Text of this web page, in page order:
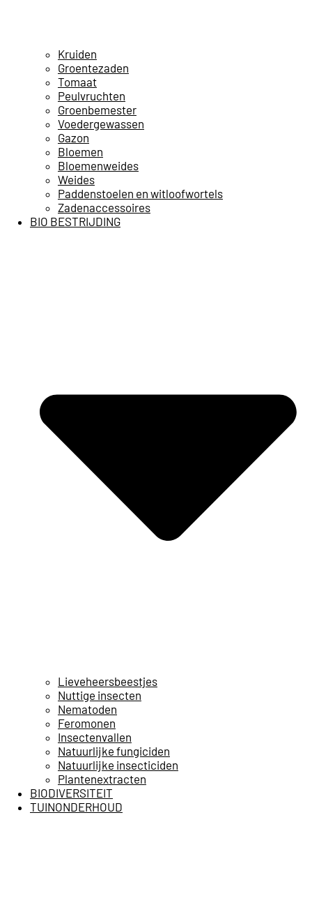
Kruiden
Groentezaden
Tomaat
Peulvruchten
Groenbemester
Voedergewassen
Gazon
Bloemen
Bloemenweides
Weides
Paddenstoelen en witloofwortels
Zadenaccessoires
BIO BESTRIJDING
Lieveheersbeestjes
Nuttige insecten
Nematoden
Feromonen
Insectenvallen
Natuurlijke fungiciden
Natuurlijke insecticiden
Plantenextracten
BIODIVERSITEIT
TUINONDERHOUD